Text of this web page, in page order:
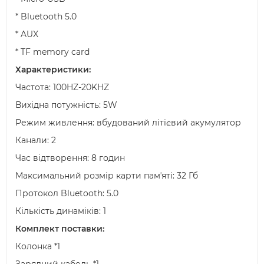
* Bluetooth 5.0
* AUX
* TF memory card
Характеристики:
Частота: 100HZ-20KHZ
Вихідна потужність: 5W
Режим живлення: вбудований літієвий акумулятор
Канали: 2
Час відтворення: 8 годин
Максимальний розмір карти памʼяті: 32 Гб
Протокол Bluetooth: 5.0
Кількість динаміків: 1
Комплект поставки:
Колонка *1